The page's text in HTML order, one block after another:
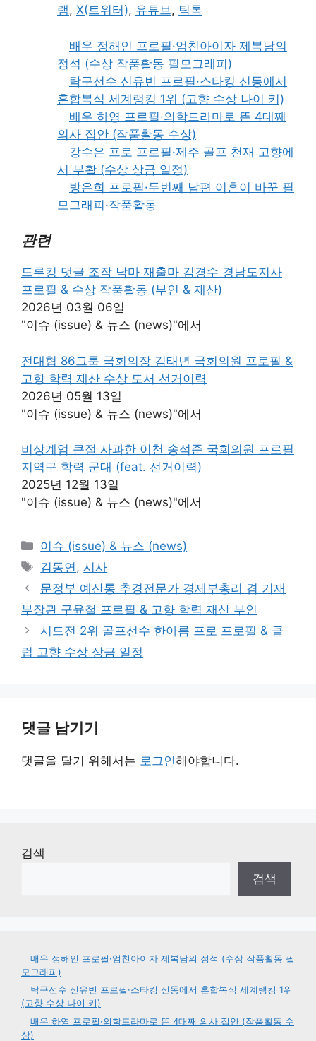
램, X(트위터), 유튜브, 틱톡
배우 정해인 프로필·엄친아이자 제복남의
정석 (수상 작품활동 필모그래피)
탁구선수 신유빈 프로필·스타킹 신동에서
혼합복식 세계랭킹 1위 (고향 수상 나이 키)
배우 하영 프로필·의학드라마로 뜬 4대째
의사 집안 (작품활동 수상)
강수은 프로 프로필·제주 골프 천재 고향에
서 부활 (수상 상금 일정)
방은희 프로필·두번째 남편 이혼이 바꾼 필
모그래피·작품활동
관련
드루킹 댓글 조작 낙마 재출마 김경수 경남도지사
프로필 & 수상 작품활동 (부인 & 재산)
2026년 03월 06일
"이슈 (issue) & 뉴스 (news)"에서
전대협 86그룹 국회의장 김태년 국회의원 프로필 &
고향 학력 재산 수상 도서 선거이력
2026년 05월 13일
"이슈 (issue) & 뉴스 (news)"에서
비상계엄 큰절 사과한 이천 송석준 국회의원 프로필
지역구 학력 군대 (feat. 선거이력)
2025년 12월 13일
"이슈 (issue) & 뉴스 (news)"에서
카
테
리
이슈 (issue) & 뉴스 (news)
태
그
김동연,시사
문정부 예산통 추경전문가 경제부총리 겸 기재
부장관 구윤철 프로필 & 고향 학력 재산 부인
시드전 2위 골프선수 한아름 프로 프로필 & 클
럽 고향 수상 상금 일정
댓글 남기기
댓글을 달기 위해서는 로그인해야합니다.
검색
검색
배우 정해인 프로필·엄친아이자 제복남의 정석 (수상 작품활동 필
모그래피)
탁구선수 신유빈 프로필·스타킹 신동에서 혼합복식 세계랭킹 1위
(고향 수상 나이 키)
배우 하영 프로필·의학드라마로 뜬 4대째 의사 집안 (작품활동 수
상)